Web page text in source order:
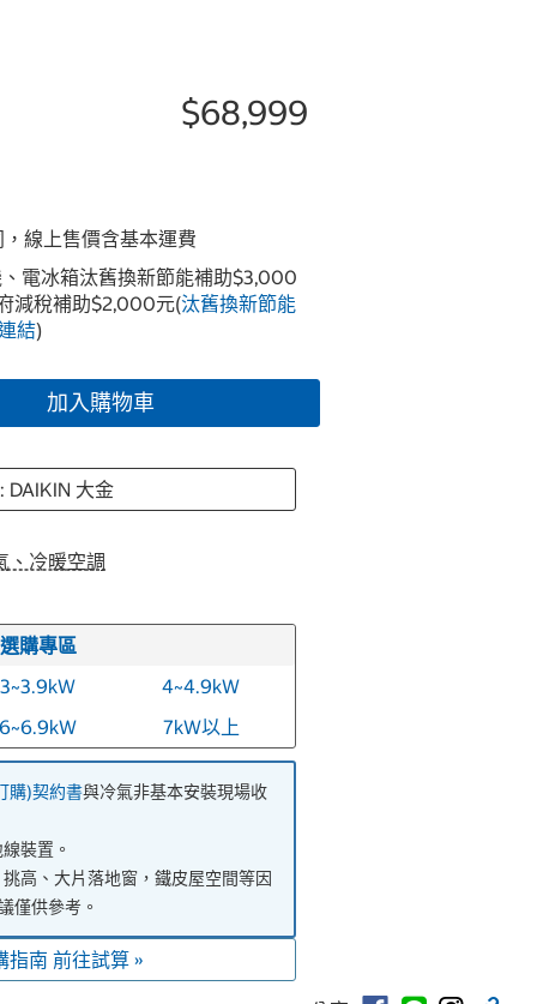
$68,999
線上售價含基本運費
電冰箱汰舊換新節能補助$3,000
減稅補助$2,000元(汰舊換新節能
結)
加入購物車
DAIKIN 大金
、冷暖空調
選購專區
3~3.9kW
4~4.9kW
6~6.9kW
7kW以上
購)契約書與冷氣非基本安裝現場收
裝置。
高、大片落地窗，鐵皮屋空間等因
僅供參考。
指南 前往試算 »